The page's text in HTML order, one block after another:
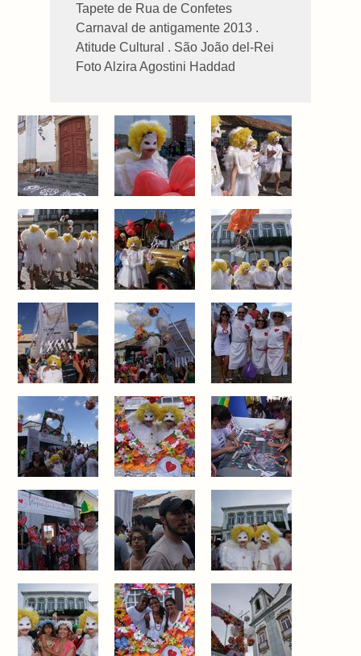
Tapete de Rua de Confetes
Carnaval de antigamente 2013 .
Atitude Cultural . São João del-Rei
Foto Alzira Agostini Haddad